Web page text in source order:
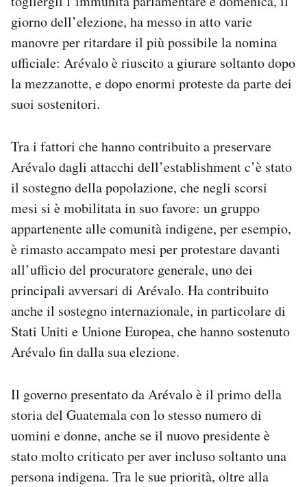
giorno dell’elezione, ha messo in atto varie
manovre per ritardare il più possibile la nomina
ufficiale: Arévalo è riuscito a giurare soltanto dopo
la mezzanotte, e dopo enormi proteste da parte dei
suoi sostenitori.
Tra i fattori che hanno contribuito a preservare
Arévalo dagli attacchi dell’establishment c’è stato
il sostegno della popolazione, che negli scorsi
mesi si è mobilitata in suo favore: un gruppo
appartenente alle comunità indigene, per esempio,
è rimasto accampato mesi per protestare davanti
all’ufficio del procuratore generale, uno dei
principali avversari di Arévalo. Ha contribuito
anche il sostegno internazionale, in particolare di
Stati Uniti e Unione Europea, che hanno sostenuto
Arévalo fin dalla sua elezione.
Il governo presentato da Arévalo è il primo della
storia del Guatemala con lo stesso numero di
uomini e donne, anche se il nuovo presidente è
stato molto criticato per aver incluso soltanto una
persona indigena. Tra le sue priorità, oltre alla